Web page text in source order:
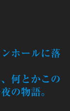
ホールに落
何とかこの
の物語。